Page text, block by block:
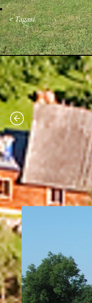
< Tagasi